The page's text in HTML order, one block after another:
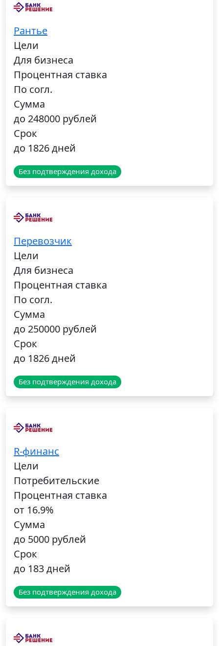
Рантье
Цели
Для бизнеса
Процентная ставка
По согл.
Сумма
до 248000 рублей
Срок
до 1826 дней
Без подтверждения дохода
Перевозчик
Цели
Для бизнеса
Процентная ставка
По согл.
Сумма
до 250000 рублей
Срок
до 1826 дней
Без подтверждения дохода
R-финанс
Цели
Потребительские
Процентная ставка
от 16.9%
Сумма
до 5000 рублей
Срок
до 183 дней
Без подтверждения дохода